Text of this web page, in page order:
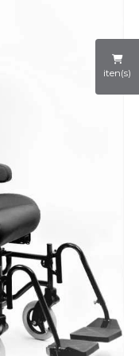
iten(s)